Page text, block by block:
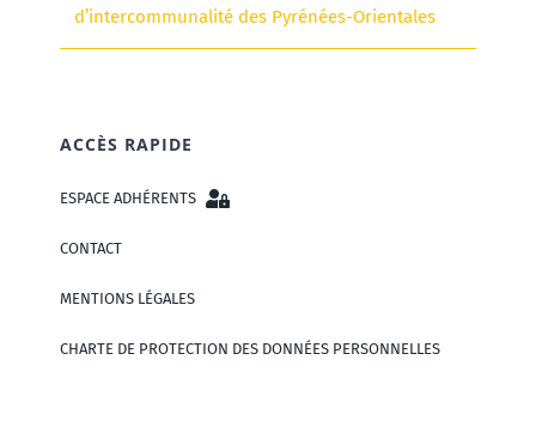
d’intercommunalité des Pyrénées-Orientales
ACCÈS RAPIDE
ESPACE ADHÉRENTS
CONTACT
MENTIONS LÉGALES
CHARTE DE PROTECTION DES DONNÉES PERSONNELLES